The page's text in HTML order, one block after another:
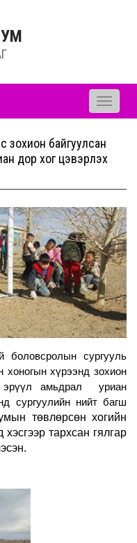
Toggle
зохион байгуулсан
дор хог цэвэрлэх
боловсролын сургууль
хоногын хүрээнд зохион
эрүүл амьдрал уриан
сургуулийн нийт багш
төвлөрсөн хогийн
тархсан гялгар